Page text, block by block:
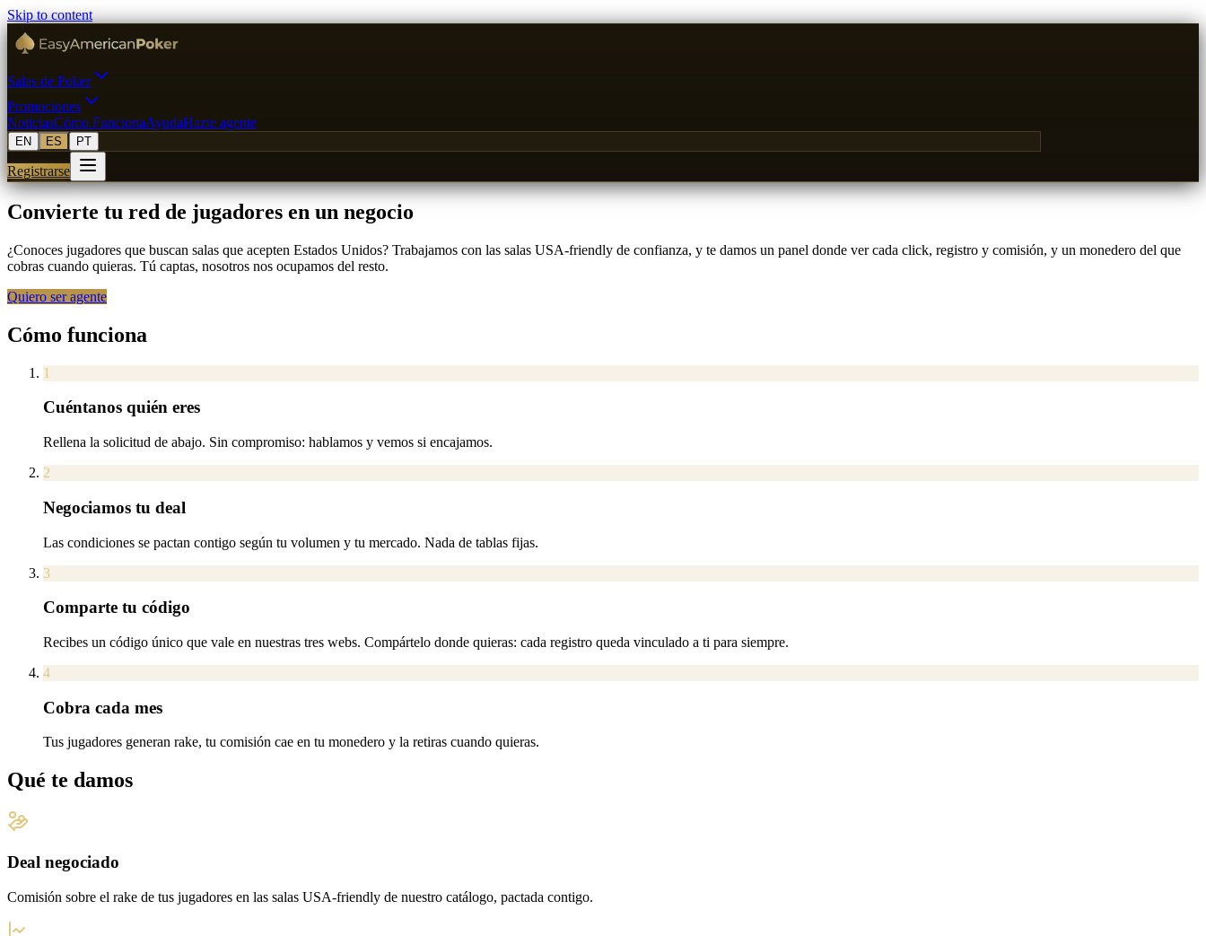
Skip to content
Salas de Poker
Promociones
NoticiasCómo FuncionaAyudaHazte agente
EN ES PT
Registrarse
Convierte tu red de jugadores en un negocio
¿Conoces jugadores que buscan salas que acepten Estados Unidos? Trabajamos con las salas USA-friendly de confianza, y te damos un panel donde ver cada click, registro y comisión, y un monedero del que
cobras cuando quieras. Tú captas, nosotros nos ocupamos del resto.
Quiero ser agente
Cómo funciona
1
Cuéntanos quién eres
Rellena la solicitud de abajo. Sin compromiso: hablamos y vemos si encajamos.
2
Negociamos tu deal
Las condiciones se pactan contigo según tu volumen y tu mercado. Nada de tablas fijas.
3
Comparte tu código
Recibes un código único que vale en nuestras tres webs. Compártelo donde quieras: cada registro queda vinculado a ti para siempre.
4
Cobra cada mes
Tus jugadores generan rake, tu comisión cae en tu monedero y la retiras cuando quieras.
Qué te damos
Deal negociado
Comisión sobre el rake de tus jugadores en las salas USA-friendly de nuestro catálogo, pactada contigo.